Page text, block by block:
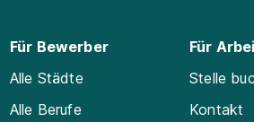
Für Bewerber
Alle Städte
Alle Berufe
Für
Stelle
Kontakt